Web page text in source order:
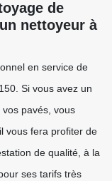
de
nettoyeur à
en service de
Si vous avez un
pavés, vous
vous fera profiter de
de qualité, à la
ses tarifs très